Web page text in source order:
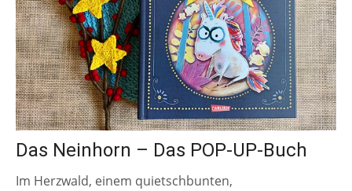
Das Neinhorn – Das POP-UP-Buch
Im Herzwald, einem quietschbunten,